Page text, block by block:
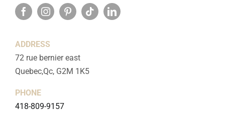
ADDRESS
72 rue bernier east
Quebec,Qc, G2M 1K5
PHONE
418-809-9157